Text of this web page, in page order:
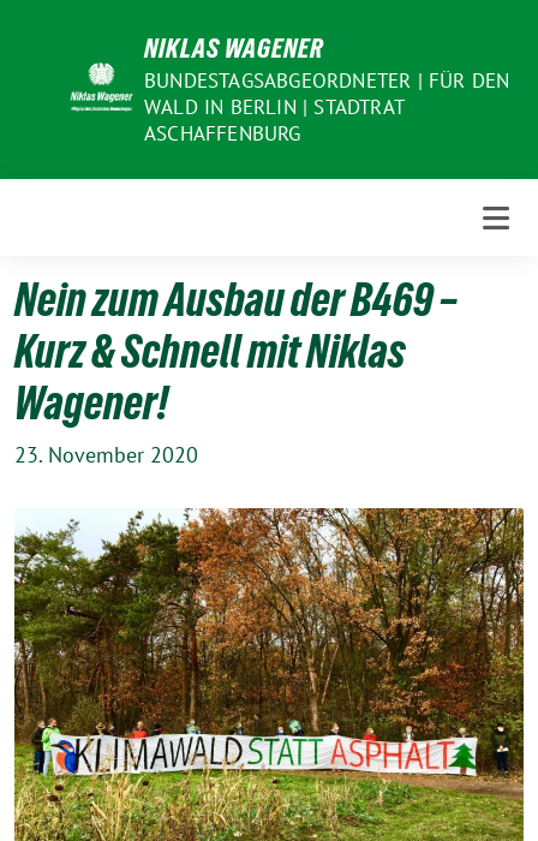
NIKLAS WAGENER
BUNDESTAGSABGEORDNETER | FÜR DEN
WALD IN BERLIN | STADTRAT
ASCHAFFENBURG
Nein zum Ausbau der B469 –
Kurz & Schnell mit Niklas
Wagener!
23. November 2020